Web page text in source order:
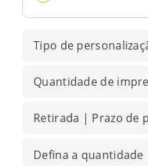
Tipo de
Quantidade de
Retirada | Prazo de
Defina a quantidade